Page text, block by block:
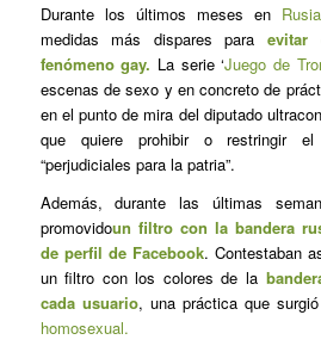
Durante los últimos meses en Rusia
medidas más dispares para evitar
fenómeno gay. La serie ‘Juego de
escenas de sexo y en concreto de
en el punto de mira del diputado
que quiere prohibir o restringir
“perjudiciales para la patria”.
Además, durante las últimas
promovidoun filtro con la bandera
de perfil de Facebook. Contestaban
un filtro con los colores de la
cada usuario, una práctica que
homosexual.